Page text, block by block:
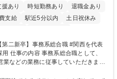
あり 時短勤務あり
退職金あり
支給 駅近5分以内
土日祝休み
て、
などの業務に従事していただきま
の勤労業務 ■海外に関係する各種業